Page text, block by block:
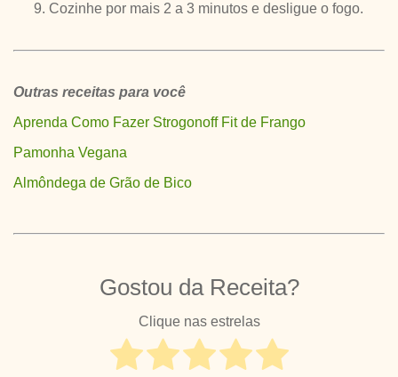
Cozinhe por mais 2 a 3 minutos e desligue o fogo.
Outras receitas para você
Aprenda Como Fazer Strogonoff Fit de Frango
Pamonha Vegana
Almôndega de Grão de Bico
Gostou da Receita?
Clique nas estrelas